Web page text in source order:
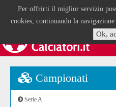
Per offrirti il miglior servizio
cookies, continuando la
Ok,
Campionati
Serie A